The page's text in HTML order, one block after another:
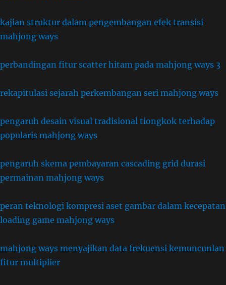
kajian struktur dalam pengembangan efek transisi
mahjong ways
perbandingan fitur scatter hitam pada mahjong ways 3
rekapitulasi sejarah perkembangan seri mahjong ways
pengaruh desain visual tradisional tiongkok terhadap
popularis mahjong ways
pengaruh skema pembayaran cascading grid durasi
permainan mahjong ways
peran teknologi kompresi aset gambar dalam kecepatan
loading game mahjong ways
mahjong ways menyajikan data frekuensi kemuncunlan
fitur multiplier